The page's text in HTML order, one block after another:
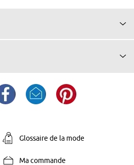
Glossaire de la mode
Ma commande